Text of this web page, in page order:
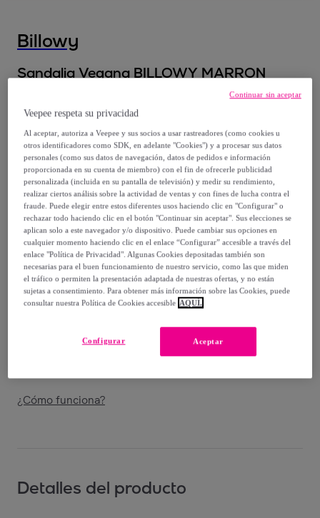
Billowy
Sandalia Vegana BILLOWY MARRON
15,00 €
69,90 €
-78%
Guía de tallas
Vendido porGrupo DS
Entrega
y el15/08
¿Cómo funciona?
Detalles del producto
Veepee respeta su privacidad
Al aceptar, autoriza a Veepee y sus socios a usar rastreadores (como cookies u
otros identificadores como SDK, en adelante "Cookies") y a procesar sus datos
personales (como sus datos de navegación, datos de pedidos e información
proporcionada en su cuenta de miembro) con el fin de ofrecerle publicidad
personalizada (incluida en su pantalla de televisión) y medir su rendimiento,
realizar ciertos análisis sobre la actividad de ventas y con fines de lucha contra el
fraude. Puede elegir entre estos diferentes usos haciendo clic en "Configurar" o
rechazar todo haciendo clic en el botón "Continuar sin aceptar". Sus elecciones se
aplican solo a este navegador y/o dispositivo. Puede cambiar sus opciones en
cualquier momento haciendo clic en el enlace “Configurar” accesible a través del
enlace "Política de Privacidad". Algunas Cookies depositadas también son
necesarias para el buen funcionamiento de nuestro servicio, como las que miden
el tráfico o permiten la presentación adaptada de nuestras ofertas, y no están
sujetas a consentimiento. Para obtener más información sobre las Cookies, puede
consultar nuestra Política de Cookies accesible AQUÍ.
Aceptar
Configurar
Continuar sin aceptar